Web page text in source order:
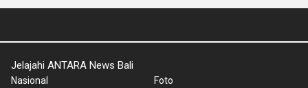
Jelajahi ANTARA News Bali
Nasional Foto